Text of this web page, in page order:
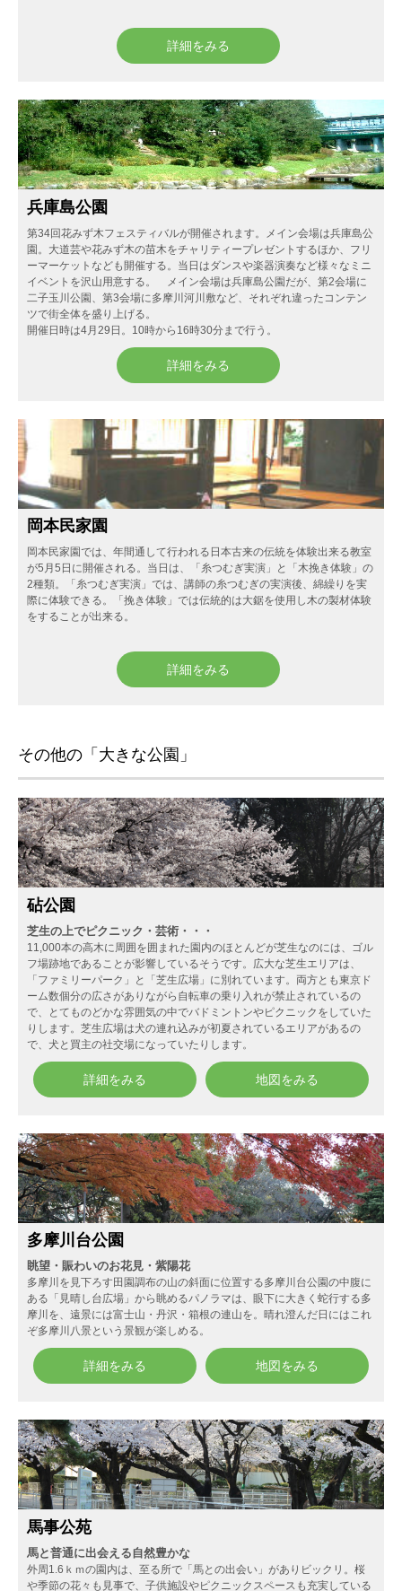
詳細をみる
兵庫島公園
第34回花みず木フェスティバルが開催されます。メイン会場は兵庫島公
園。大道芸や花みず木の苗木をチャリティープレゼントするほか、フリ
ーマーケットなども開催する。当日はダンスや楽器演奏など様々なミニ
イベントを沢山用意する。 メイン会場は兵庫島公園だが、第2会場に
二子玉川公園、第3会場に多摩川河川敷など、それぞれ違ったコンテン
ツで街全体を盛り上げる。
開催日時は4月29日。10時から16時30分まで行う。
詳細をみる
岡本民家園
岡本民家園では、年間通して行われる日本古来の伝統を体験出来る教室
が5月5日に開催される。当日は、「糸つむぎ実演」と「木挽き体験」の
2種類。「糸つむぎ実演」では、講師の糸つむぎの実演後、綿繰りを実
際に体験できる。「挽き体験」では伝統的は大鋸を使用し木の製材体験
をすることが出来る。
詳細をみる
その他の「大きな公園」
砧公園
芝生の上でピクニック・芸術・・・
11,000本の高木に周囲を囲まれた園内のほとんどが芝生なのには、ゴル
フ場跡地であることが影響しているそうです。広大な芝生エリアは、
「ファミリーパーク」と「芝生広場」に別れています。両方とも東京ド
ーム数個分の広さがありながら自転車の乗り入れが禁止されているの
で、とてものどかな雰囲気の中でバドミントンやピクニックをしていた
りします。芝生広場は犬の連れ込みが初夏されているエリアがあるの
で、犬と買主の社交場になっていたりします。
詳細をみる 地図をみる
多摩川台公園
眺望・賑わいのお花見・紫陽花
多摩川を見下ろす田園調布の山の斜面に位置する多摩川台公園の中腹に
ある「見晴し台広場」から眺めるパノラマは、眼下に大きく蛇行する多
摩川を、遠景には富士山・丹沢・箱根の連山を。晴れ澄んだ日にはこれ
ぞ多摩川八景という景観が楽しめる。
詳細をみる 地図をみる
馬事公苑
馬と普通に出会える自然豊かな
外周1.6ｋｍの園内は、至る所で「馬との出会い」がありビックリ。桜
や季節の花々も見事で、子供施設やピクニックスペースも充実している